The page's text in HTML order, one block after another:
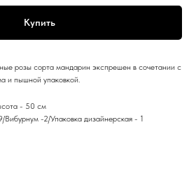
Купить
розы сорта мандарин экспрешен в сочетании с
и пышной упаковкой.
- 50 см
-2/Упаковка дизайнерская - 1